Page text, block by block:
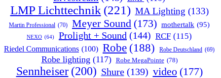
LMP Lichttechnik (221) MA Lighting (133)
Martin Professional (70) Meyer Sound (173) mothertalk (95)
NEXO (64) Prolight + Sound (144) RCF (115)
Riedel Communications (100) Robe (188) Robe Deutschland (69)
Robe lighting (117) Robe MegaPointe (78)
Sennheiser (200) Shure (139) video (177)